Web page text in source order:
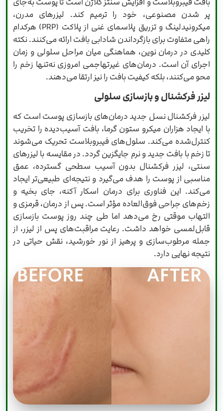
پر شدن مصنوعی، خود را ترمیم کند. لیزرهای مدرن،
میکرونیدلینگ و تزریق پلاسمای غنی از پلاکت (PRP) هرکدام
راهی متفاوت برای بازگرداندن شادابی بافت ارائه می‌کنند. نکته
کلیدی در درمان نوین، هماهنگی میان مراحل سلولی و زمان
اجرای آن است. درمان‌های غیرتهاجمی امروزی نه‌تنها زخم را
محو می‌کنند، بلکه کیفیت بافت را نیز ارتقا می‌دهند.
لیزر فرکشنال و بازسازی سلولی
لیزر فرکشنال نسل جدید درمان‌های بازسازی پوست است که
با ایجاد هزاران میکرو ستون گرما، بافت آسیب‌دیده را تخریب
کنترل‌شده می‌کند. سلول‌های فیبروبلاست تحریک می‌شوند
تا زخم با بافت جدید و نرم جایگزین گردد. در مقایسه با لیزرهای
سنتی، لیزر فرکشنال بدون آسیب سطحی گسترده، عمق
مناسبی از پوست را هدف می‌گیرد و نتیجه‌ای طبیعی‌تر ایجاد
می‌کند. این فناوری برای درمان اسکار آکنه، جای بخیه و
زخم‌های جراحی فوق‌العاده مؤثر است. پس از درمان، قرمزی و
التهاب موقتی رخ می‌دهد اما طی چند روز پوست بازسازی
قابل‌لمسی خواهد داشت. رعایت مراقبت‌های پس از لیزر، از
جمله مرطوب‌سازی و پرهیز از نور خورشید، نقش حیاتی در
نتیجه نهایی دارد.